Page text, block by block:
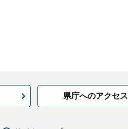
県庁へのアクセス